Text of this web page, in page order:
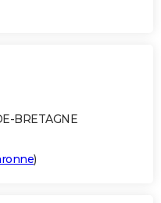
BRETAGNE
)